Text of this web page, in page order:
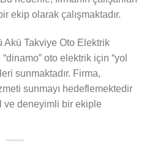
ekip olarak çalışmaktadır.
Akü Takviye Oto Elektrik
oto elektrik için “yol
sunmaktadır. Firma,
sunmayı hedeflemektedir
ve deneyimli bir ekiple